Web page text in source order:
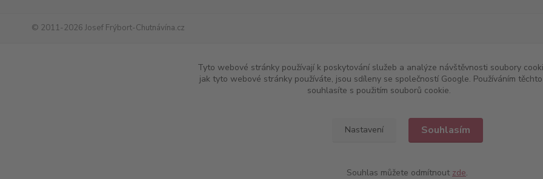
© 2011-2026 Josef Frýbort-Chutnávína.cz
Tyto webové stránky používají k poskytování služeb a analýze návštěvnosti soubory
jak tyto webové stránky používáte, jsou sdíleny se společností Google. Používáním
souhlasíte s použitím souborů cookie.
Nastavení Souhlasím
Souhlas můžete odmítnout zde.